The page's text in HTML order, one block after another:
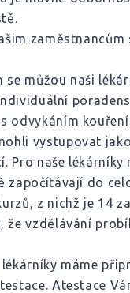
zaměstnancům
můžou naši
odvykáním
vystupovat
naše lékárníky
započítávají do
z nichž je 14
vzdělávání
máme
Atestace